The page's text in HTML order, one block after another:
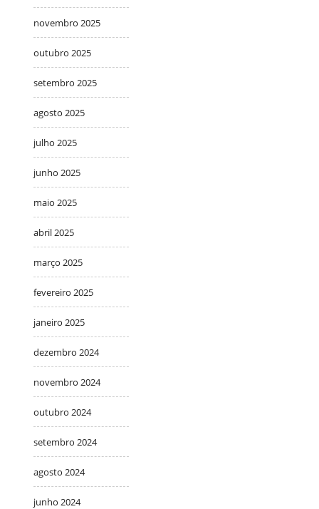
novembro 2025
outubro 2025
setembro 2025
agosto 2025
julho 2025
junho 2025
maio 2025
abril 2025
março 2025
fevereiro 2025
janeiro 2025
dezembro 2024
novembro 2024
outubro 2024
setembro 2024
agosto 2024
junho 2024